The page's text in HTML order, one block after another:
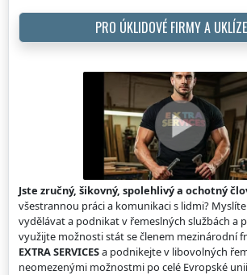
PRO ÚKLIDOVÉ FIRMY A
Jste zručný, šikovný, spolehlivý a ochotný
všestrannou práci a komunikaci s lidmi?
vydělávat a podnikat v řemeslných službách a
využijte možnosti stát se členem mezinárodní
EXTRA SERVICESa podnikejte v libovolných
neomezenými možnostmi po celé Evropské